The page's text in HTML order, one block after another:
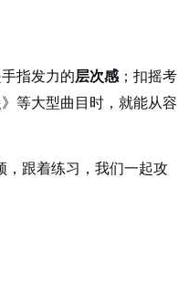
指发力的层次感；扣摇考
等大型曲目时，就能从容
，跟着练习，我们一起攻